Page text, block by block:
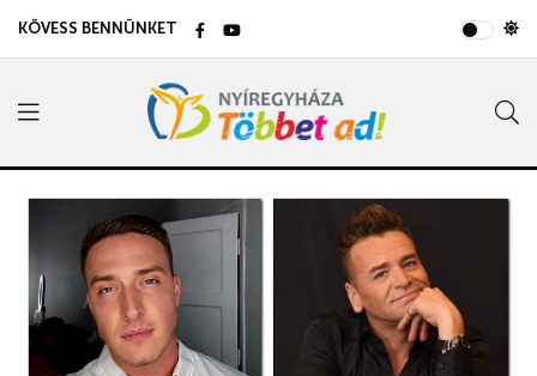
KÖVESS BENNÜNKET